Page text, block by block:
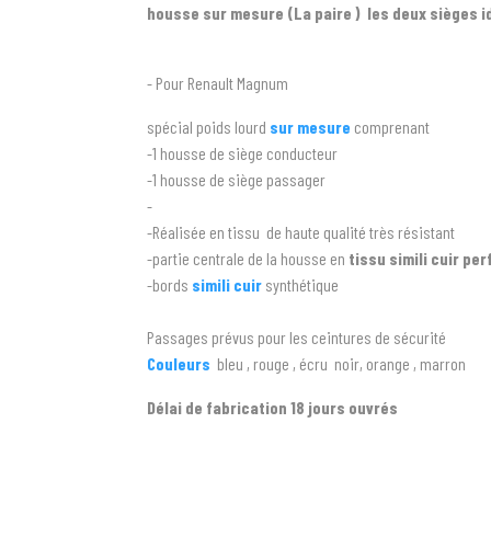
housse sur mesure (La paire ) les deux sièges
- Pour Renault Magnum
spécial poids lourd sur mesure comprenant
-1 housse de siège conducteur
-1 housse de siège passager
-
-Réalisée en tissu de haute qualité très résistant
-partie centrale de la housse en tissu simili cuir
-bords simili cuir synthétique
Passages prévus pour les ceintures de sécurité
Couleurs bleu , rouge , écru noir, orange , marron
Délai de fabrication 18 jours ouvrés